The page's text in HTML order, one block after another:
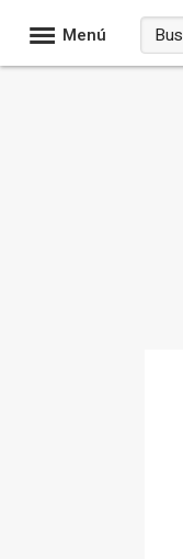
Menú